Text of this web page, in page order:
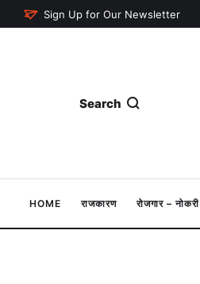
Sign Up for Our Newsletter
Search
HOME राजकारण रोजगार – नोकरी